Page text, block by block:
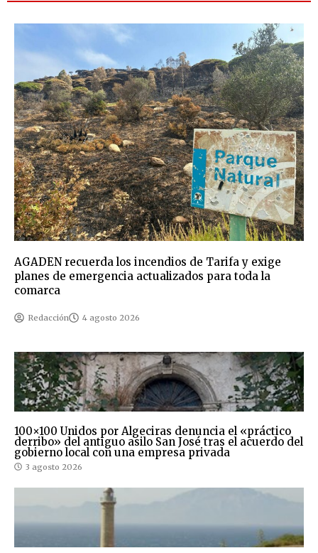
AGADEN recuerda los incendios de Tarifa y exige
planes de emergencia actualizados para toda la
comarca
Redacción 4 agosto 2026
100×100 Unidos por Algeciras denuncia el «práctico
derribo» del antiguo asilo San José tras el acuerdo del
gobierno local con una empresa privada
3 agosto 2026